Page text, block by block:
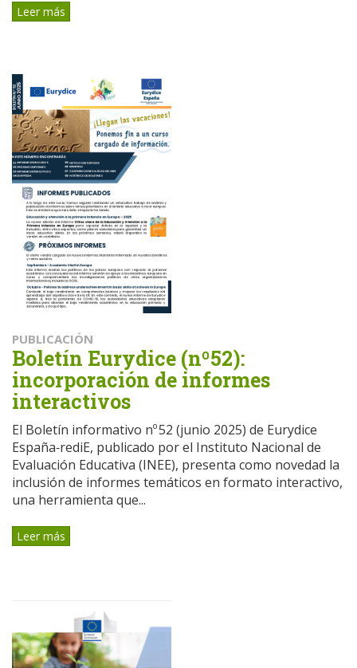
Leer más
PUBLICACIÓN
Boletín Eurydice (nº52):
incorporación de informes
interactivos
El Boletín informativo nº 52 (junio 2025) de Eurydice
España‑rediE, publicado por el Instituto Nacional de
Evaluación Educativa (INEE), presenta como novedad la
inclusión de informes temáticos en formato interactivo,
una herramienta que...
Leer más